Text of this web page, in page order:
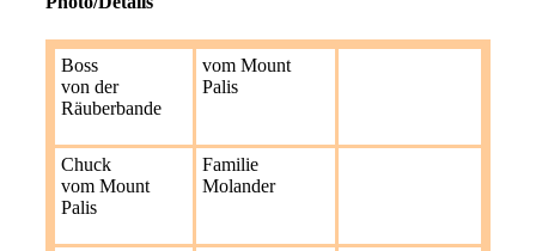
Boss
von der
Räuberbande
vom Mount
Palis
Chuck
vom Mount
Palis
Familie
Molander